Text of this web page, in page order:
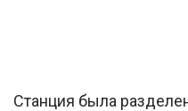
Станция была